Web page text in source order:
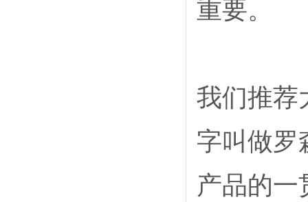
重要。
我们推荐
字叫做罗
产品的一